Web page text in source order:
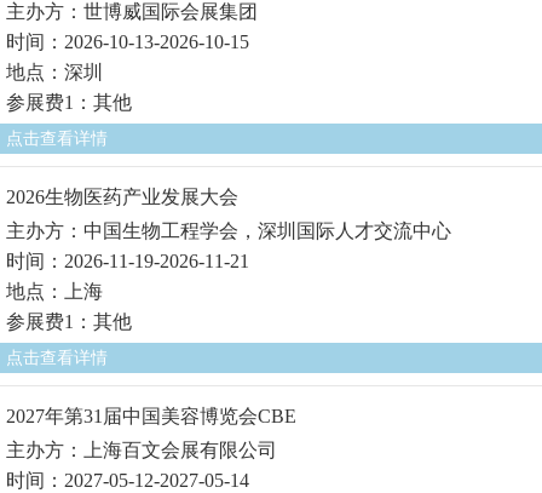
主办方：世博威国际会展集团
时间：2026-10-13-2026-10-15
地点：深圳
参展费1：其他
点击查看详情
2026生物医药产业发展大会
主办方：中国生物工程学会，深圳国际人才交流中心
时间：2026-11-19-2026-11-21
地点：上海
参展费1：其他
点击查看详情
2027年第31届中国美容博览会CBE
主办方：上海百文会展有限公司
时间：2027-05-12-2027-05-14